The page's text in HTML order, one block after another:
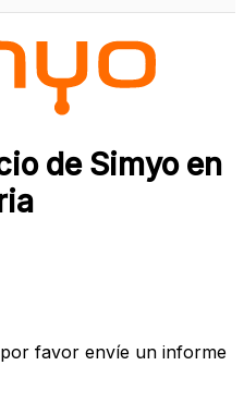
de Simyo en
favor envíe un informe